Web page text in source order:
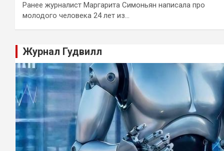
Ранее журналист Маргарита Симоньян написала про
молодого человека 24 лет из…
Журнал Гудвилл